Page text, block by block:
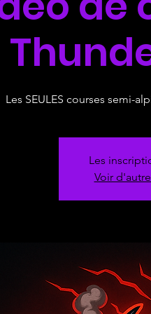
Les SEULES courses semi-
Les
Voir